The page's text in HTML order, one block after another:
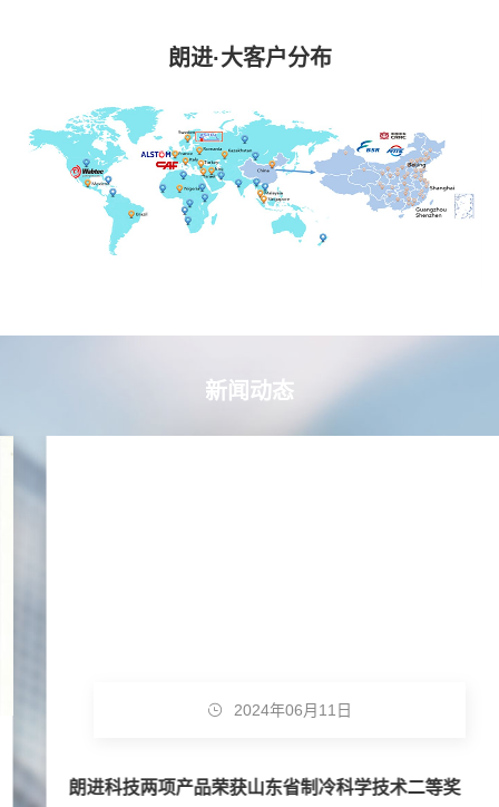
朗进·大客户分布
新闻动态
2024年06月11日
朗进科技两项产品荣获山东省制冷科学技术二等奖